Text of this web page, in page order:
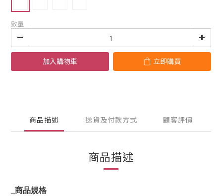
數量
加入購物車 立即購買
商品描述 送貨及付款方式 顧客評價
商品描述
商品規格